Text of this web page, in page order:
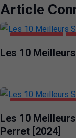
Article
Les 10
Les 10
Perret [2024]